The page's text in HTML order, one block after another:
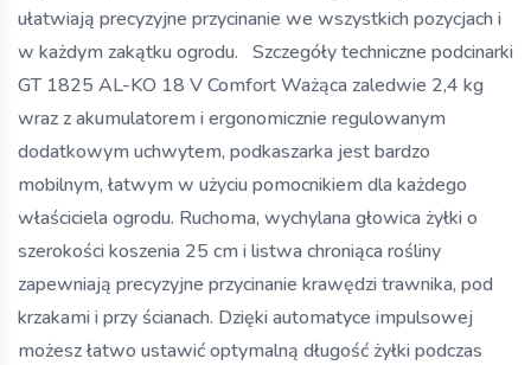
ułatwiają precyzyjne przycinanie we wszystkich pozycjach i
w każdym zakątku ogrodu. Szczegóły techniczne podcinarki
GT 1825 AL-KO 18 V Comfort Ważąca zaledwie 2,4 kg
wraz z akumulatorem i ergonomicznie regulowanym
dodatkowym uchwytem, ​​podkaszarka jest bardzo
mobilnym, łatwym w użyciu pomocnikiem dla każdego
właściciela ogrodu. Ruchoma, wychylana głowica żyłki o
szerokości koszenia 25 cm i listwa chroniąca rośliny
zapewniają precyzyjne przycinanie krawędzi trawnika, pod
krzakami i przy ścianach. Dzięki automatyce impulsowej
możesz łatwo ustawić optymalną długość żyłki podczas